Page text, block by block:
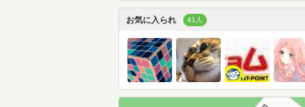
お気に入られ 41人